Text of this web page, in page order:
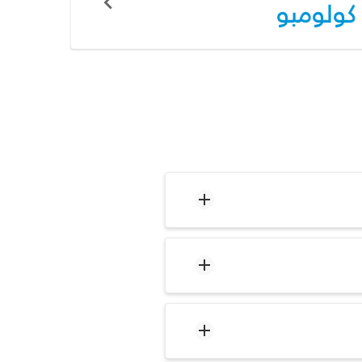
كولومبو